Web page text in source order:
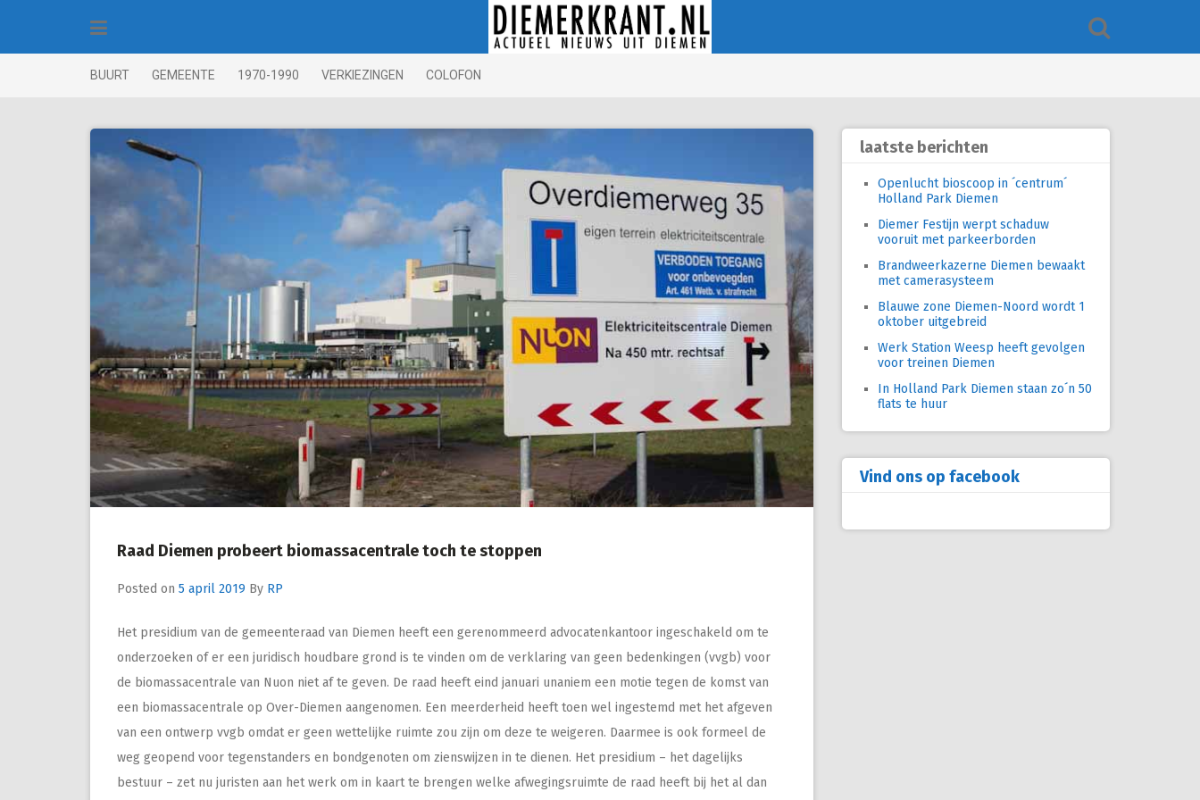
BUURT GEMEENTE 1970-1990 VERKIEZINGEN COLOFON
Raad Diemen probeert biomassacentrale toch te stoppen
Posted on 5 april 2019 By RP
Het presidium van de gemeenteraad van Diemen heeft een gerenommeerd advocatenkantoor ingeschakeld om te
onderzoeken of er een juridisch houdbare grond is te vinden om de verklaring van geen bedenkingen (vvgb) voor
de biomassacentrale van Nuon niet af te geven. De raad heeft eind januari unaniem een motie tegen de komst van
een biomassacentrale op Over-Diemen aangenomen. Een meerderheid heeft toen wel ingestemd met het afgeven
van een ontwerp vvgb omdat er geen wettelijke ruimte zou zijn om deze te weigeren. Daarmee is ook formeel de
weg geopend voor tegenstanders en bondgenoten om zienswijzen in te dienen. Het presidium – het dagelijks
bestuur – zet nu juristen aan het werk om in kaart te brengen welke afwegingsruimte de raad heeft bij het al dan
laatste berichten
Openlucht bioscoop in ´centrum´
Holland Park Diemen
Diemer Festijn werpt schaduw
vooruit met parkeerborden
Brandweerkazerne Diemen bewaakt
met camerasysteem
Blauwe zone Diemen-Noord wordt 1
oktober uitgebreid
Werk Station Weesp heeft gevolgen
voor treinen Diemen
In Holland Park Diemen staan zo´n 50
flats te huur
Vind ons op facebook